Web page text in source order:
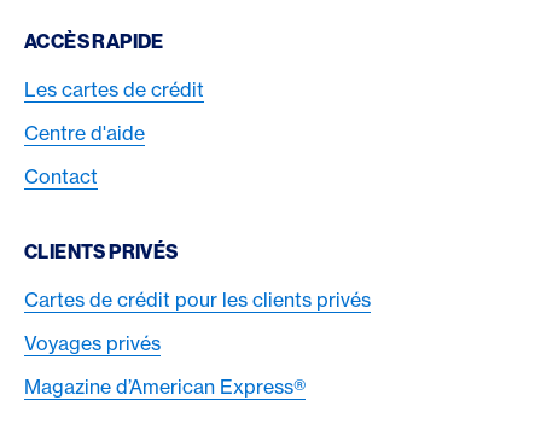
Footer Navigation
ACCÈS RAPIDE
Les cartes de crédit
Centre d'aide
Contact
CLIENTS PRIVÉS
Cartes de crédit pour les clients privés
Voyages privés
Magazine d’American Express®